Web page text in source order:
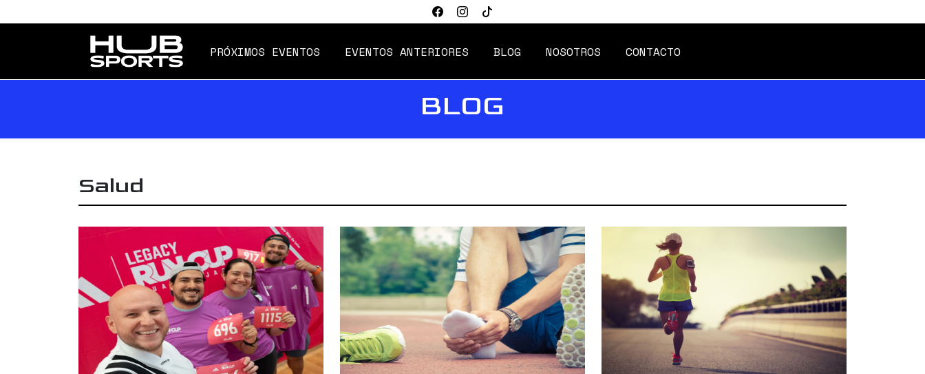
PRÓXIMOS EVENTOS EVENTOS ANTERIORES BLOG NOSOTROS CONTACTO
BLOG
Salud